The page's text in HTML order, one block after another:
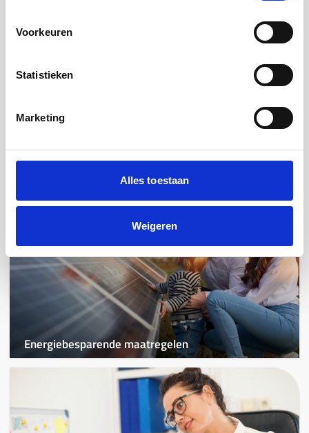
Voorkeuren
Statistieken
Marketing
Alles toestaan
Weigeren
Verduurzamen met NHG
Energiebesparende maatregelen